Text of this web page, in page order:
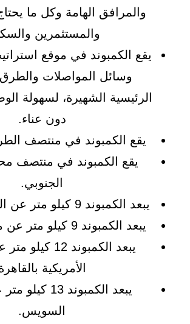
والمرافق الهامة وكل ما يحتاج
والمستثمرين
يقع الكمبوند في موقع
وسائل المواصلات والطرق
الرئيسية الشهيرة، لسهولة
دون عناء.
يقع الكمبوند في منتصف
يقع الكمبوند في منتصف
الجنوبي.
يبعد الكمبوند 9 كيلو متر عن البرج الأيقوني.
يبعد الكمبوند 9 كيلو متر عن مدينة إكسبو.
يبعد الكمبوند 12
الأمريكية
يبعد الكمبوند
السويس.